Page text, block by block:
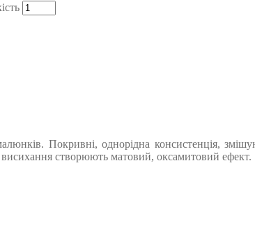
Покривні, однорідна консистенція,
висихання створюють матовий, оксамитовий ефект.